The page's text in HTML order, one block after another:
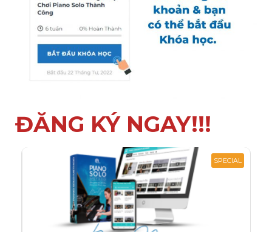
ĐĂNG KÝ NGAY!!!
SPECIAL